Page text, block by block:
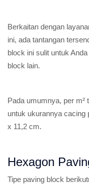
Berkaitan dengan
ini, ada tantangan
block ini sulit untuk
block lain.
Pada umumnya, per
untuk ukurannya cacing
x 11,2 cm.
Hexagon
Tipe paving block